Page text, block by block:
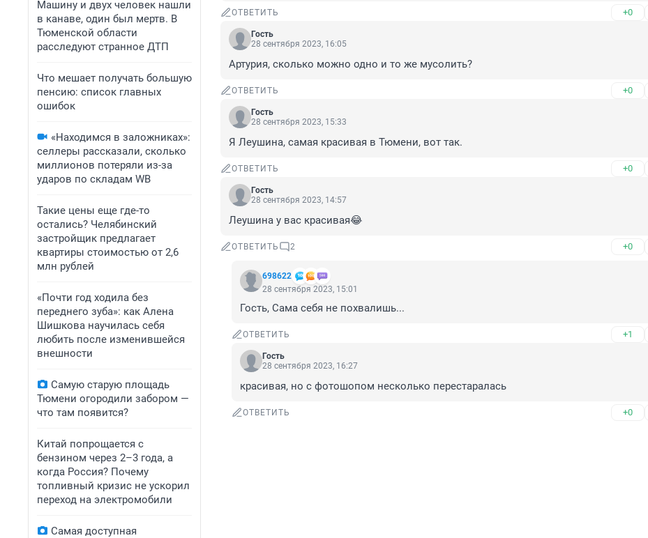
Машину и двух человек нашли
в канаве, один был мертв. В
Тюменской области
расследуют странное ДТП
Что мешает получать большую
пенсию: список главных
ошибок
«Находимся в заложниках»:
селлеры рассказали, сколько
миллионов потеряли из-за
ударов по складам WB
Такие цены еще где-то
остались? Челябинский
застройщик предлагает
квартиры стоимостью от 2,6
млн рублей
«Почти год ходила без
переднего зуба»: как Алена
Шишкова научилась себя
любить после изменившейся
внешности
Самую старую площадь
Тюмени огородили забором —
что там появится?
Китай попрощается с
бензином через 2–3 года, а
когда Россия? Почему
топливный кризис не ускорил
переход на электромобили
Самая доступная
ОТВЕТИТЬ +0
Гость
28 сентября 2023, 16:05
Артурия, сколько можно одно и то же мусолить?
ОТВЕТИТЬ +0
Гость
28 сентября 2023, 15:33
Я Леушина, самая красивая в Тюмени, вот так.
ОТВЕТИТЬ +0
Гость
28 сентября 2023, 14:57
Леушина у вас красивая😂
ОТВЕТИТЬ 2 +0
698622
28 сентября 2023, 15:01
Гость, Сама себя не похвалишь...
ОТВЕТИТЬ +1
Гость
28 сентября 2023, 16:27
красивая, но с фотошопом несколько перестаралась
ОТВЕТИТЬ +0